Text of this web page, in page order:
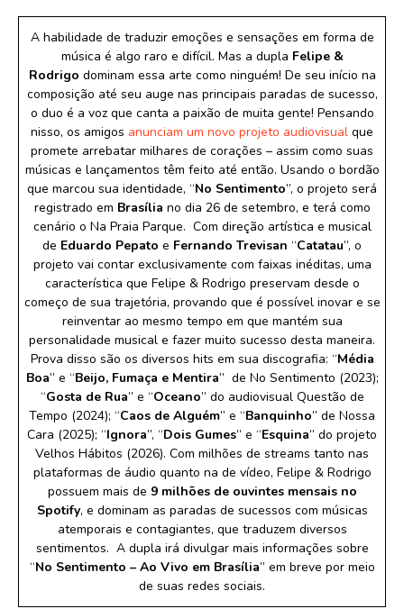
A habilidade de traduzir emoções e sensações em forma de
música é algo raro e difícil. Mas a dupla Felipe &
Rodrigo dominam essa arte como ninguém! De seu início na
composição até seu auge nas principais paradas de sucesso,
o duo é a voz que canta a paixão de muita gente! Pensando
nisso, os amigos anunciam um novo projeto audiovisual que
promete arrebatar milhares de corações – assim como suas
músicas e lançamentos têm feito até então. Usando o bordão
que marcou sua identidade, “No Sentimento”, o projeto será
registrado em Brasília no dia 26 de setembro, e terá como
cenário o Na Praia Parque. Com direção artística e musical
de Eduardo Pepato e Fernando Trevisan “Catatau”, o
projeto vai contar exclusivamente com faixas inéditas, uma
característica que Felipe & Rodrigo preservam desde o
começo de sua trajetória, provando que é possível inovar e se
reinventar ao mesmo tempo em que mantém sua
personalidade musical e fazer muito sucesso desta maneira.
Prova disso são os diversos hits em sua discografia: “Média
Boa” e “Beijo, Fumaça e Mentira” de No Sentimento (2023);
“Gosta de Rua” e “Oceano” do audiovisual Questão de
Tempo (2024); “Caos de Alguém” e “Banquinho” de Nossa
Cara (2025); “Ignora”, “Dois Gumes” e “Esquina” do projeto
Velhos Hábitos (2026). Com milhões de streams tanto nas
plataformas de áudio quanto na de vídeo, Felipe & Rodrigo
possuem mais de 9 milhões de ouvintes mensais no
Spotify, e dominam as paradas de sucessos com músicas
atemporais e contagiantes, que traduzem diversos
sentimentos. A dupla irá divulgar mais informações sobre
“No Sentimento – Ao Vivo em Brasília” em breve por meio
de suas redes sociais.